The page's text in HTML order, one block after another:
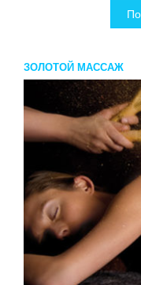
ЗОЛОТОЙ МАССАЖ